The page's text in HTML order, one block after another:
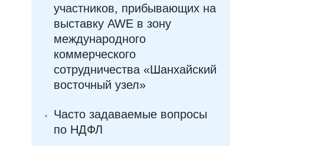
участников, прибывающих на
выставку AWE в зону
международного
коммерческого
сотрудничества «Шанхайский
восточный узел»
Часто задаваемые вопросы
по НДФЛ